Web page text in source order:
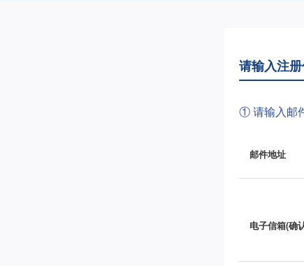
请输入注
① 请输入邮
邮件地址
电子信箱(确